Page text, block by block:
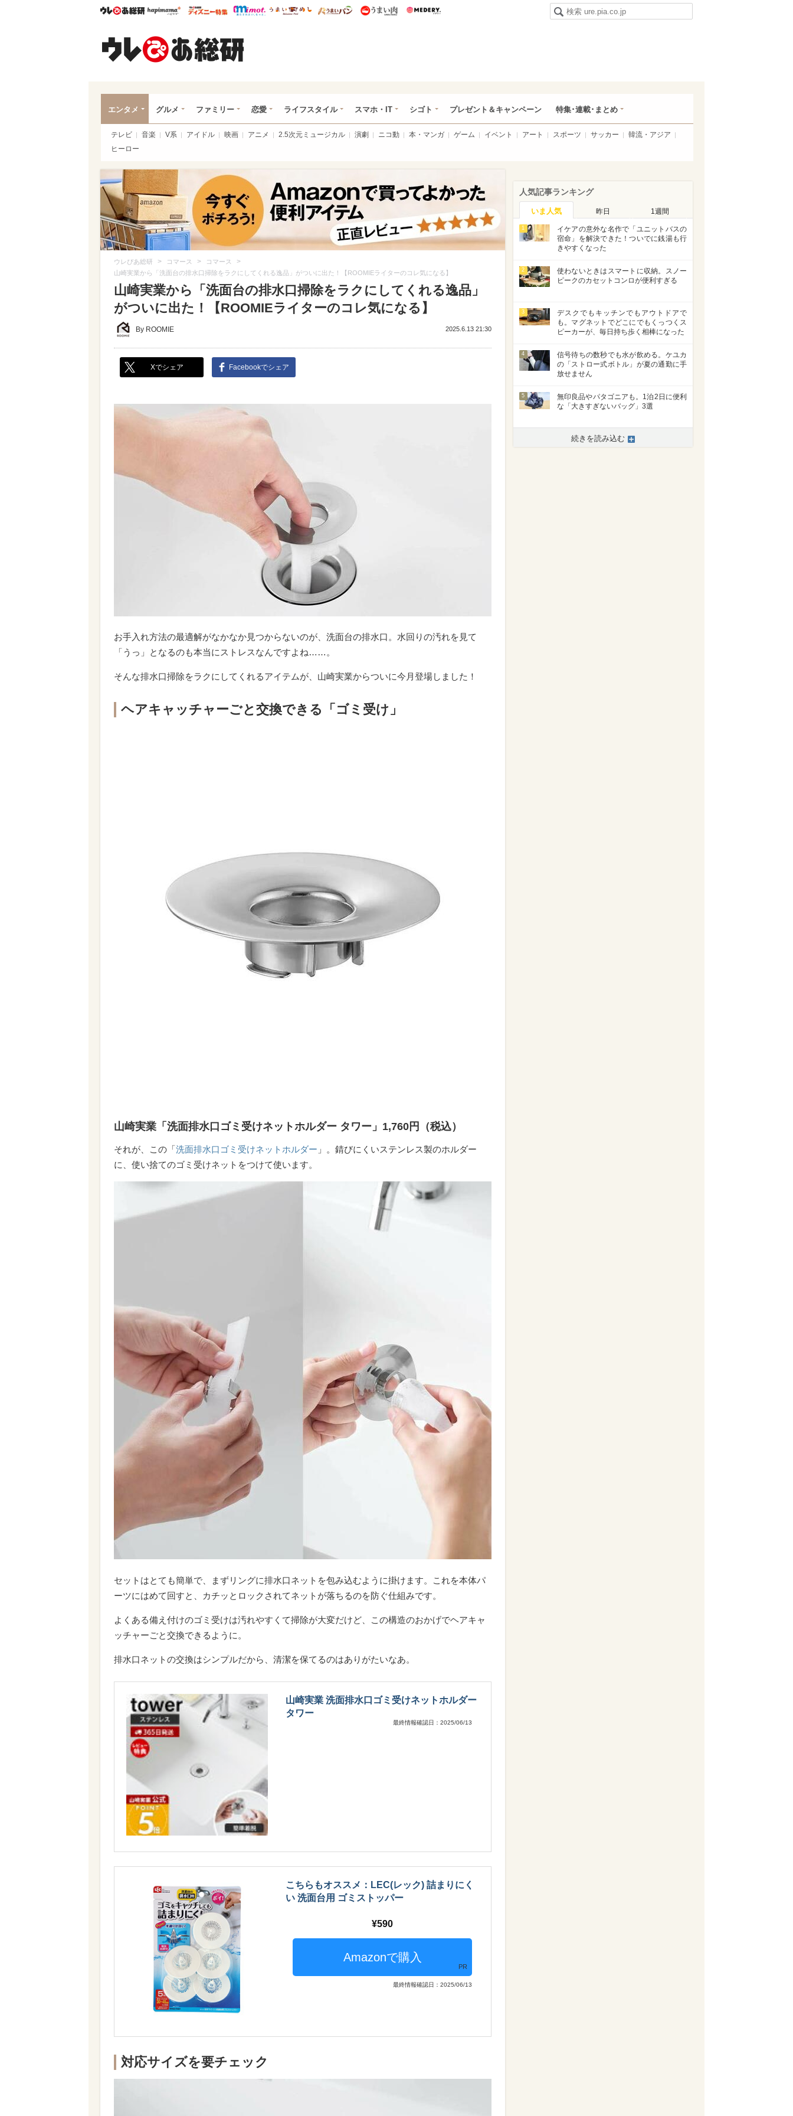
ウレぴあ総研ハピママ* ウレぴあ総研 ディズニー特集
mimot. うまいめし うまいパン うまい肉
エンタメ グルメ ファミリー 恋愛 ライフスタイル スマホ・IT シゴト プレゼント＆キャンペーン 特集･連載･まとめ
テレビ 音楽 V系 アイドル 映画 アニメ 2.5次元ミュージカル 演劇 ニコ動 本・マンガ ゲーム イベント アート スポーツ サッカー
韓流・アジア
ヒーロー
ウレぴあ総研 > コマース > コマース >
山崎実業から「洗面台の排水口掃除をラクにしてくれる逸品」がついに出た！【ROOMIEライターのコレ気になる】
山崎実業から「洗面台の排水口掃除をラクにしてくれる逸品」
がついに出た！【ROOMIEライターのコレ気になる】
By ROOMIE 2025.6.13 21:30
Xでシェア Facebookでシェア
お手入れ方法の最適解がなかなか見つからないのが、洗面台の排水口。水回りの汚れを見て
「うっ」となるのも本当にストレスなんですよね……。
そんな排水口掃除をラクにしてくれるアイテムが、山崎実業からついに今月登場しました！
ヘアキャッチャーごと交換できる「ゴミ受け」
山崎実業「洗面排水口ゴミ受けネットホルダー タワー」1,760円（税込）
それが、この「洗面排水口ゴミ受けネットホルダー 」。錆びにくいステンレス製のホルダー
に、使い捨てのゴミ受けネットをつけて使います。
セットはとても簡単で、まずリングに排水口ネットを包み込むように掛けます。これを本体パ
ーツにはめて回すと、カチッとロックされてネットが落ちるのを防ぐ仕組みです。
よくある備え付けのゴミ受けは汚れやすくて掃除が大変だけど、この構造のおかげでヘアキャ
ッチャーごと交換できるように。
排水口ネットの交換はシンプルだから、清潔を保てるのはありがたいなあ。
山崎実業 洗面排水口ゴミ受けネットホルダー
タワー
最終情報確認日：2025/06/13
こちらもオススメ：LEC(レック) 詰まりにく
い 洗面台用 ゴミストッパー
590
PR
最終情報確認日：2025/06/13
対応サイズを要チェック
人気記事ランキング
いま人気 昨日 1週間
1
イケアの意外な名作で「ユニットバスの
宿命」を解決できた！ついでに銭湯も行
きやすくなった
2
使わないときはスマートに収納。スノー
ピークのカセットコンロが便利すぎる
3
デスクでもキッチンでもアウトドアで
も。マグネットでどこにでもくっつくス
ピーカーが、毎日持ち歩く相棒になった
4
信号待ちの数秒でも水が飲める。ケユカ
の「ストロー式ボトル」が夏の通勤に手
放せません
5
無印良品やパタゴニアも。1泊2日に便利
な「大きすぎないバッグ」3選
続きを読み込む